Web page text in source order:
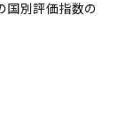
国別評価指数の